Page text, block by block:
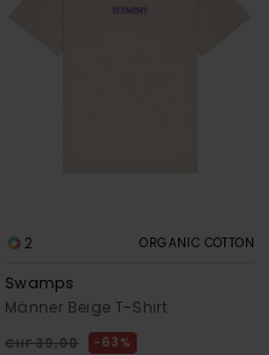
2 ORGANIC COTTON
Swamps
Männer Beige T-Shirt
CHF 39,00 63%